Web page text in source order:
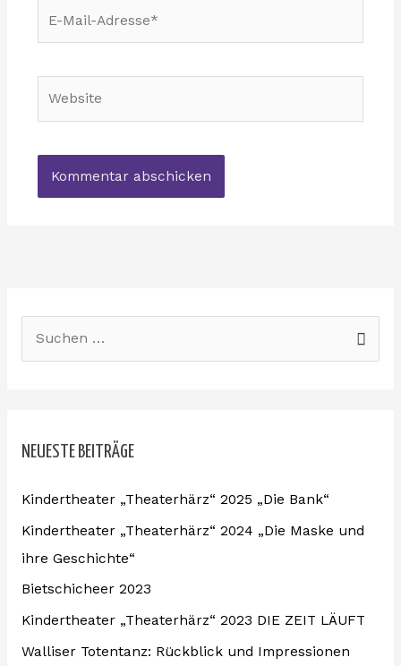
Mail-
e
n
a
c
h
:
NEUESTE BEITRÄGE
Kindertheater „Theaterhärz“ 2025 „Die Bank“
Kindertheater „Theaterhärz“ 2024 „Die Maske und
ihre Geschichte“
Bietschicheer 2023
Kindertheater „Theaterhärz“ 2023 DIE ZEIT LÄUFT
Walliser Totentanz: Rückblick und Impressionen